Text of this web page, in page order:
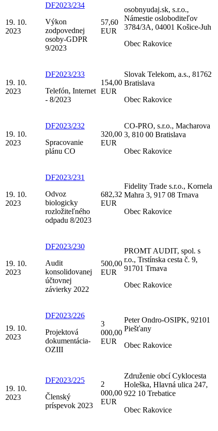
19. 10.
2023
DF2023/234
Výkon
zodpovednej
osoby-GDPR
9/2023
57,60
EUR
osobnyudaj.sk, s.r.o.,
Námestie osloboditeľov
3784/3A, 04001 Košice-Juh
Obec Rakovice
19. 10.
2023
DF2023/233
Telefón, Internet
- 8/2023
154,00
EUR
Slovak Telekom, a.s., 81762
Bratislava
Obec Rakovice
19. 10.
2023
DF2023/232
Spracovanie
plánu CO
320,00
EUR
CO-PRO, s.r.o., Macharova
3, 810 00 Bratislava
Obec Rakovice
19. 10.
2023
DF2023/231
Odvoz
biologicky
rozložiteľného
odpadu 8/2023
682,32
EUR
Fidelity Trade s.r.o., Kornela
Mahra 3, 917 08 Trnava
Obec Rakovice
19. 10.
2023
DF2023/230
Audit
konsolidovanej
účtovnej
závierky 2022
500,00
EUR
PROMT AUDIT, spol. s
r.o., Trstínska cesta č. 9,
91701 Trnava
Obec Rakovice
19. 10.
2023
DF2023/226
Projektová
dokumentácia-
OZIII
3
000,00
EUR
Peter Ondro-OSIPK, 92101
Piešťany
Obec Rakovice
19. 10.
2023
DF2023/225
Členský
príspevok 2023
2
000,00
EUR
Združenie obcí Cyklocesta
Holeška, Hlavná ulica 247,
922 10 Trebatice
Obec Rakovice